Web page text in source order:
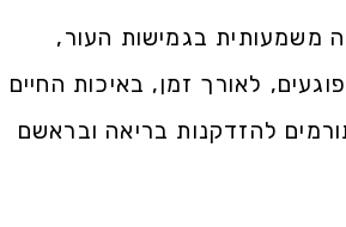
משמעותית בגמישות העור,
לאורך זמן, באיכות החיים
להזדקנות בריאה ובראשם